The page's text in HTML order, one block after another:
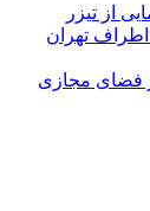
از تیزر
تهران
فضای مجازی